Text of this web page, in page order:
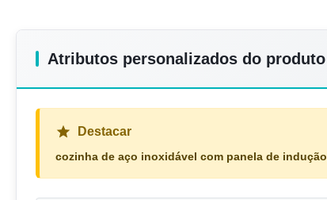
Atributos personalizados do produto
Destacar
cozinha de aço inoxidável com panela de indução